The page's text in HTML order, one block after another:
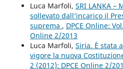
Luca Marfoli, SRI LANKA –
sollevato dall’incarico il
suprema , DPCE Online:
Online 2/2013
Luca Marfoli, Siria. È stata
vigore la nuova
2 (2012): DPCE Online 2/